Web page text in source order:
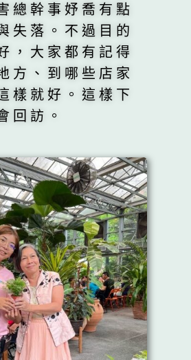
總幹事妤喬有點
失落。不過目的
，大家都有記得
方、到哪些店家
樣就好。這樣下
回訪。